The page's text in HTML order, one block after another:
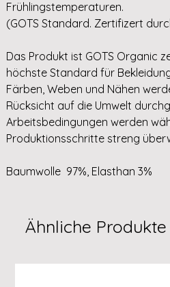
Frühlingstemperaturen.
(GOTS Standard. Zertifizert
Das Produkt ist GOTS Organic
höchste Standard für
Färben, Weben und Nähen
Rücksicht auf die Umwelt
Arbeitsbedingungen werden
Produktionsschritte streng
Baumwolle 97%, Elasthan 3%
Ähnliche Produkte